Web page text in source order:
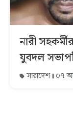
নারী
যুবদল
সারাদেশ ০৭